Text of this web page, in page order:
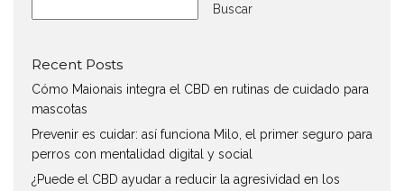
Buscar
Recent Posts
Cómo Maionais integra el CBD en rutinas de cuidado para
mascotas
Prevenir es cuidar: así funciona Milo, el primer seguro para
perros con mentalidad digital y social
¿Puede el CBD ayudar a reducir la agresividad en los